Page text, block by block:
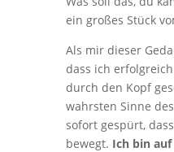
ein großes Stück
Als mir dieser
dass ich
durch den Kopf
wahrsten Sinne
sofort gespürt,
bewegt. Ich bin